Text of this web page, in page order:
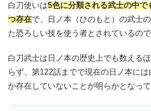
白刀使いは5色に分類される武士の中で
つ存在で、日ノ本（ひのもと）の武士
た恐ろしい技を使う者とされているので
白刀武士は日ノ本の歴史上でも数える
らず、第122話までで現在の日ノ本には
か存在していないことが明らかとなって